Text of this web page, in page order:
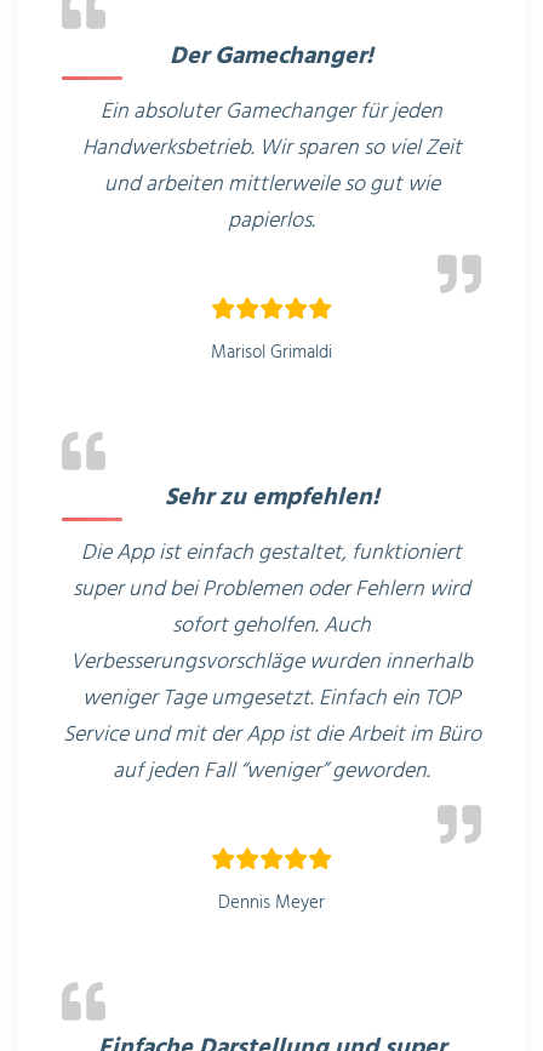
Der Gamechanger!
Ein absoluter Gamechanger für jeden
Handwerksbetrieb. Wir sparen so viel Zeit
und arbeiten mittlerweile so gut wie
papierlos.
Marisol Grimaldi
Sehr zu empfehlen!
Die App ist einfach gestaltet, funktioniert
super und bei Problemen oder Fehlern wird
sofort geholfen. Auch
Verbesserungsvorschläge wurden innerhalb
weniger Tage umgesetzt. Einfach ein TOP
Service und mit der App ist die Arbeit im Büro
auf jeden Fall “weniger” geworden.
Dennis Meyer